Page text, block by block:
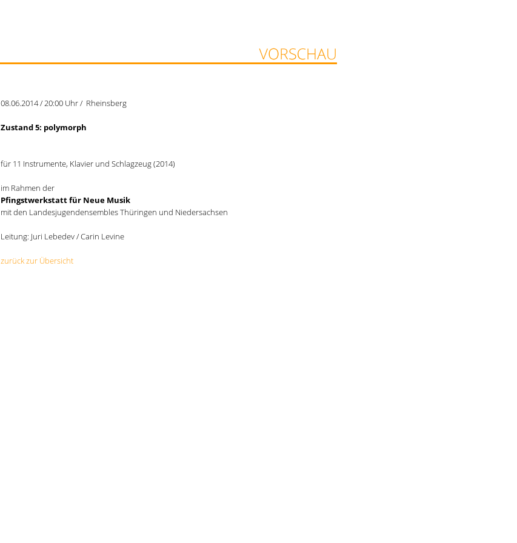
08.06.2014 / 20:00 Uhr / Rheinsberg
Zustand 5: polymorph
für 11 Instrumente, Klavier und Schlagzeug (2014)
im Rahmen der
Pfingstwerkstatt für Neue Musik
mit den Landesjugendensembles Thüringen und Niedersachsen
Leitung: Juri Lebedev / Carin Levine
zurück zur Übersicht